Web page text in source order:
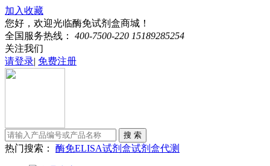
加入收藏
您好，欢迎光临酶免试剂盒商城！
全国服务热线：
400-7500-220 15189285254
关注我们
请登录| 免费注册
热门搜索： 酶免ELISA试剂盒试剂盒代测